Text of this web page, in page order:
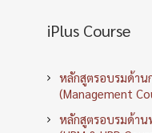
iPlus Course
หลักสูตรอบรมด้าน
(Management
หลักสูตรอบรมด้าน